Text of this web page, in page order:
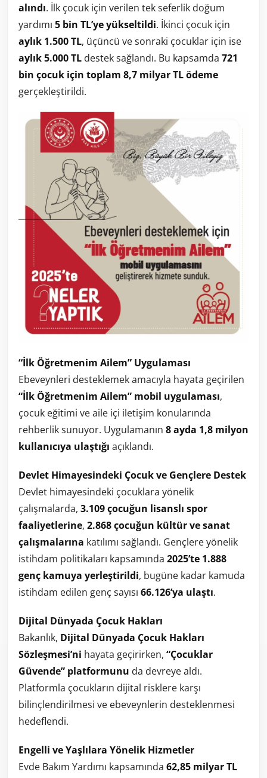
alındı. İlk çocuk için verilen tek seferlik doğum
yardımı 5 bin TL’ye yükseltildi. İkinci çocuk için
aylık 1.500 TL, üçüncü ve sonraki çocuklar için ise
aylık 5.000 TL destek sağlandı. Bu kapsamda 721
bin çocuk için toplam 8,7 milyar TL ödeme
gerçekleştirildi.
“İlk Öğretmenim Ailem” Uygulaması
Ebeveynleri desteklemek amacıyla hayata geçirilen
“İlk Öğretmenim Ailem” mobil uygulaması,
çocuk eğitimi ve aile içi iletişim konularında
rehberlik sunuyor. Uygulamanın 8 ayda 1,8 milyon
kullanıcıya ulaştığı açıklandı.
Devlet Himayesindeki Çocuk ve Gençlere Destek
Devlet himayesindeki çocuklara yönelik
çalışmalarda, 3.109 çocuğun lisanslı spor
faaliyetlerine, 2.868 çocuğun kültür ve sanat
çalışmalarına katılımı sağlandı. Gençlere yönelik
istihdam politikaları kapsamında 2025’te 1.888
genç kamuya yerleştirildi, bugüne kadar kamuda
istihdam edilen genç sayısı 66.126’ya ulaştı.
Dijital Dünyada Çocuk Hakları
Bakanlık, Dijital Dünyada Çocuk Hakları
Sözleşmesi’ni hayata geçirirken, “Çocuklar
Güvende” platformunu da devreye aldı.
Platformla çocukların dijital risklere karşı
bilinçlendirilmesi ve ebeveynlerin desteklenmesi
hedeflendi.
Engelli ve Yaşlılara Yönelik Hizmetler
Evde Bakım Yardımı kapsamında 62,85 milyar TL